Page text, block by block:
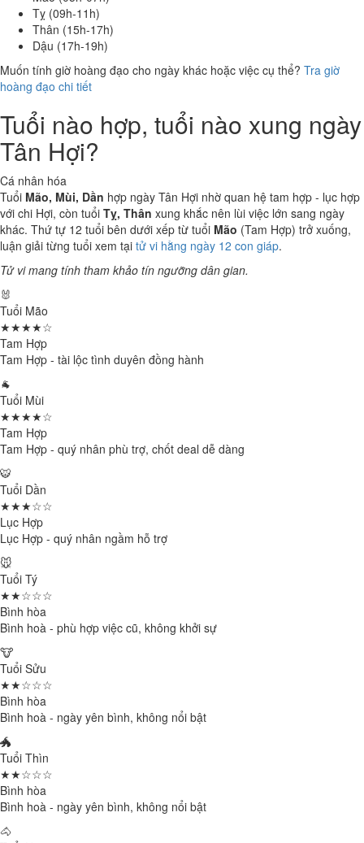
Tỵ (09h-11h)
Thân (15h-17h)
Dậu (17h-19h)
Muốn tính giờ hoàng đạo cho ngày khác hoặc việc cụ thể? Tra giờ
hoàng đạo chi tiết
Tuổi nào hợp, tuổi nào xung ngày
Tân Hợi?
Cá nhân hóa
Tuổi Mão, Mùi, Dần hợp ngày Tân Hợi nhờ quan hệ tam hợp - lục hợp
với chi Hợi, còn tuổi Tỵ, Thân xung khắc nên lùi việc lớn sang ngày
khác. Thứ tự 12 tuổi bên dưới xếp từ tuổi Mão (Tam Hợp) trở xuống,
luận giải từng tuổi xem tại tử vi hằng ngày 12 con giáp.
Tử vi mang tính tham khảo tín ngưỡng dân gian.
🐰
Tuổi Mão
★★★★☆
Tam Hợp
Tam Hợp - tài lộc tình duyên đồng hành
🐐
Tuổi Mùi
★★★★☆
Tam Hợp
Tam Hợp - quý nhân phù trợ, chốt deal dễ dàng
🐯
Tuổi Dần
★★★☆☆
Lục Hợp
Lục Hợp - quý nhân ngầm hỗ trợ
🐭
Tuổi Tý
★★☆☆☆
Bình hòa
Bình hoà - phù hợp việc cũ, không khởi sự
🐮
Tuổi Sửu
★★☆☆☆
Bình hòa
Bình hoà - ngày yên bình, không nổi bật
🐲
Tuổi Thìn
★★☆☆☆
Bình hòa
Bình hoà - ngày yên bình, không nổi bật
🐴